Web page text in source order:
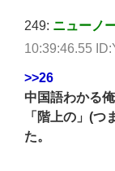
249: ニューノ
10:39:46.55
>>26
中国語わかる
「階上の」(つ
た。